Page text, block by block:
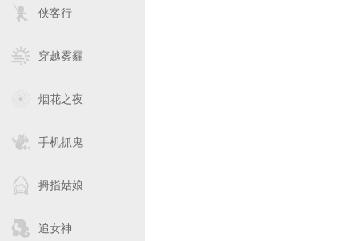
侠客行
穿越雾霾
烟花之夜
手机抓鬼
拇指姑娘
追女神